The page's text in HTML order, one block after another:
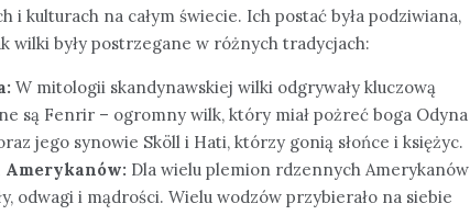
i kulturach na całym świecie. Ich postać była podziwiana,
wilki były postrzegane w różnych tradycjach:
W mitologii skandynawskiej wilki odgrywały kluczową
są Fenrir – ogromny wilk, który miał pożreć boga Odyna
jego synowie Sköll i Hati, którzy gonią słońce i księżyc.
Dla wielu plemion rdzennych Amerykanów
odwagi i mądrości. Wielu wodzów przybierało na siebie